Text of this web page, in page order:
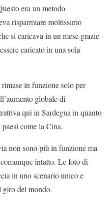
era un metodo
risparmiare moltissimo
si caricava in un mese grazie
caricato in una sola
in funzione solo per
globale di
qui in Sardegna in quanto
come la Cina.
non sono più in funzione ma
intatto. Le foto di
in uno scenario unico e
giro del mondo.